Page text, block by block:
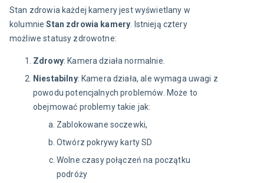
Stan zdrowia każdej kamery jest wyświetlany w
kolumnie Stan zdrowia kamery . Istnieją cztery
możliwe statusy zdrowotne:
Zdrowy: Kamera działa normalnie.
Niestabilny: Kamera działa, ale wymaga uwagi z
powodu potencjalnych problemów. Może to
obejmować problemy takie jak:
Zablokowane soczewki,
Otwórz pokrywy karty SD
Wolne czasy połączeń na początku
podróży